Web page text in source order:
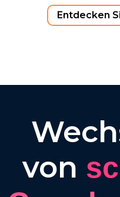
Entdecken
von